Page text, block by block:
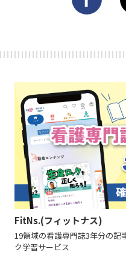
FitNs.(フィットナス)
19領域の看護専門誌3年分の記
ク学習サービス